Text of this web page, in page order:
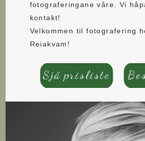
fotograferingane våre. Vi
kontakt!
Velkommen til fotografering
Reiakvam!
Sjå prisliste